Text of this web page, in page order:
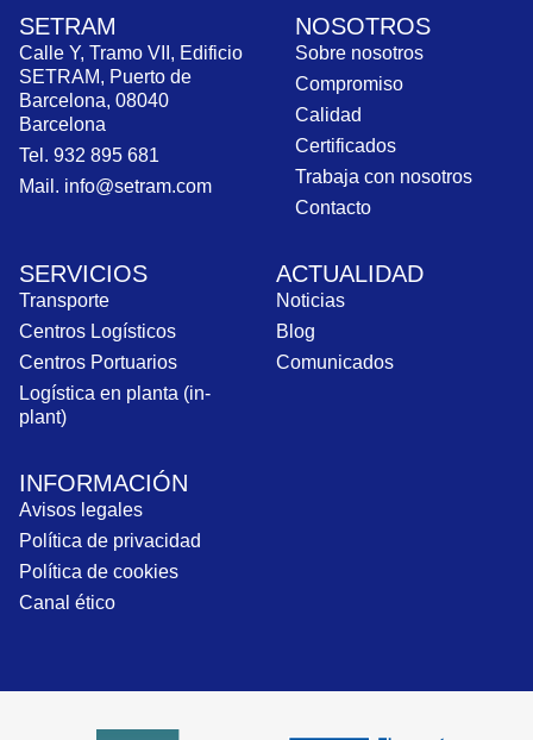
SETRAM
Calle Y, Tramo VII, Edificio
SETRAM, Puerto de
Barcelona, 08040
Barcelona
Tel. 932 895 681
Mail. info@setram.com
NOSOTROS
Sobre nosotros
Compromiso
Calidad
Certificados
Trabaja con nosotros
Contacto
SERVICIOS
Transporte
Centros Logísticos
Centros Portuarios
Logística en planta (in-
plant)
ACTUALIDAD
Noticias
Blog
Comunicados
INFORMACIÓN
Avisos legales
Política de privacidad
Política de cookies
Canal ético